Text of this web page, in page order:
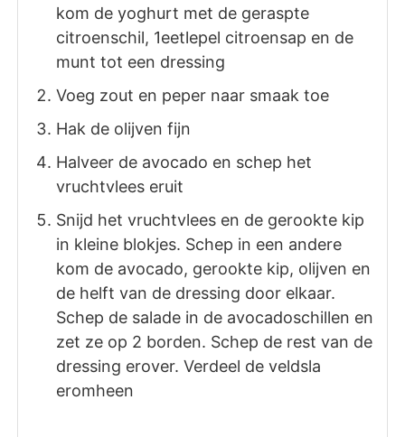
kom de yoghurt met de geraspte
citroenschil, 1eetlepel citroensap en de
munt tot een dressing
Voeg zout en peper naar smaak toe
Hak de olijven fijn
Halveer de avocado en schep het
vruchtvlees eruit
Snijd het vruchtvlees en de gerookte kip
in kleine blokjes. Schep in een andere
kom de avocado, gerookte kip, olijven en
de helft van de dressing door elkaar.
Schep de salade in de avocadoschillen en
zet ze op 2 borden. Schep de rest van de
dressing erover. Verdeel de veldsla
eromheen